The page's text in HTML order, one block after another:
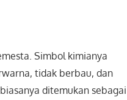
Simbol kimianya
tidak berbau, dan
ditemukan sebagai